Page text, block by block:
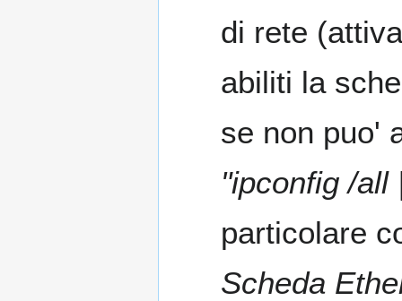
di rete
abiliti la
se non puo'
"ipconfig /all
particolare
Scheda